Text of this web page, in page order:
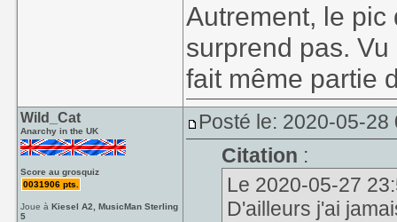
Autrement, le pic
surprend pas.
fait même partie
Wild_Cat
Anarchy in the UK
Score au grosquiz
0031906 pts.
Joue àKiesel A2, MusicMan Sterling
5
Posté le: 2020-05-28
Citation :
Le 2020-05-27
D'ailleurs j'ai